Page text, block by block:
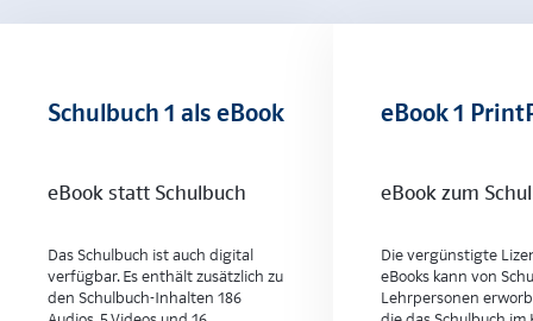
Schulbuch 1 als eBook
eBook statt Schulbuch
Das Schulbuch ist auch digital
verfügbar. Es enthält zusätzlich zu
den Schulbuch-Inhalten 186
eBook 1
eBook zum
Die vergünstigte
eBooks kann von
Lehrpersonen